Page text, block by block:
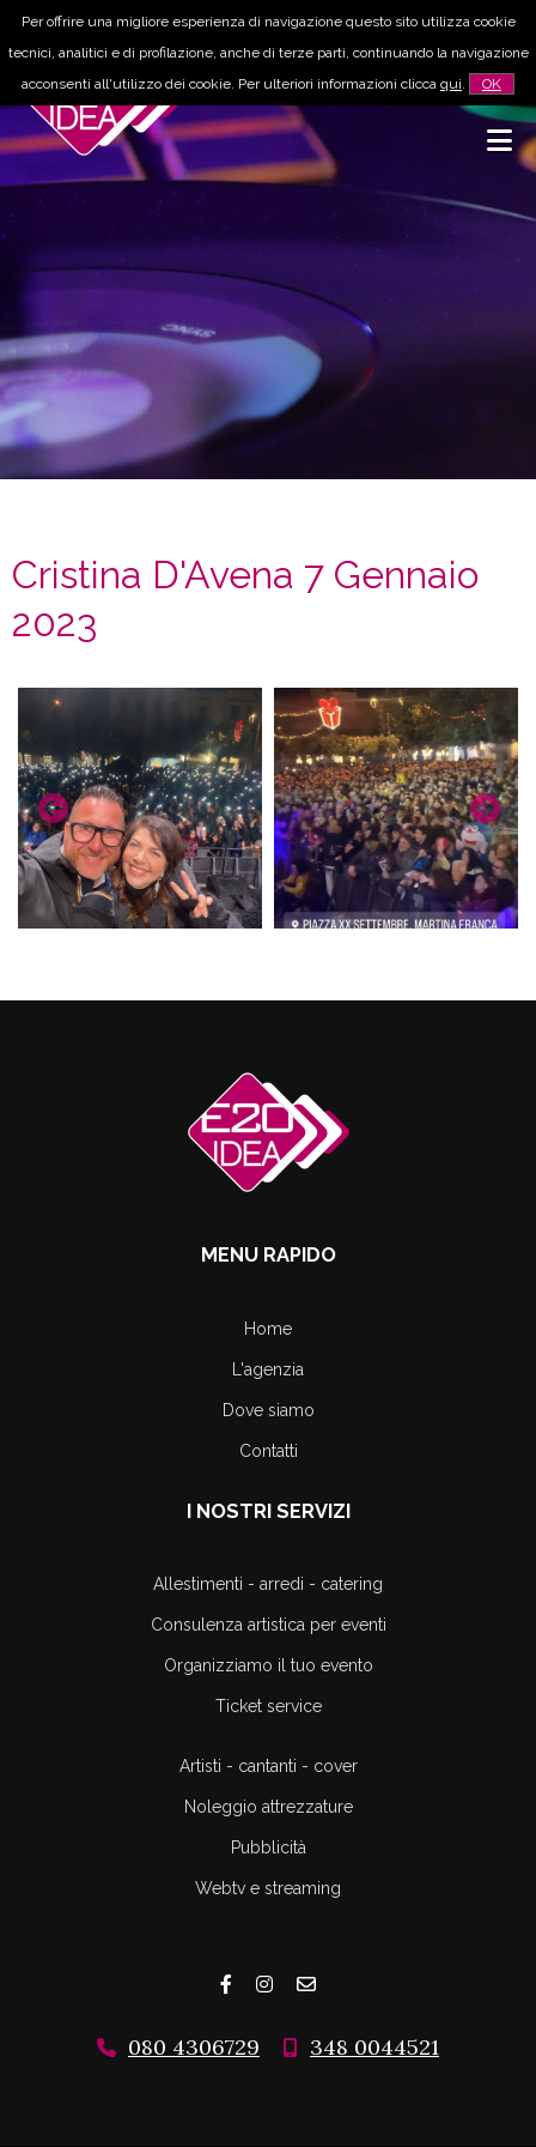
Per offrire una migliore esperienza di navigazione questo sito utilizza cookie
tecnici, analitici e di profilazione, anche di terze parti, continuando la navigazione
acconsenti all'utilizzo dei cookie. Per ulteriori informazioni clicca qui. OK
Cristina D'Avena 7 Gennaio
2023
MENU RAPIDO
Home
L'agenzia
Dove siamo
Contatti
I NOSTRI SERVIZI
Allestimenti - arredi - catering
Consulenza artistica per eventi
Organizziamo il tuo evento
Ticket service
Artisti - cantanti - cover
Noleggio attrezzature
Pubblicità
Webtv e streaming
080 4306729 348 0044521